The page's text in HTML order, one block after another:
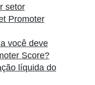
setor
Promoter
você deve
Score?
líquida do